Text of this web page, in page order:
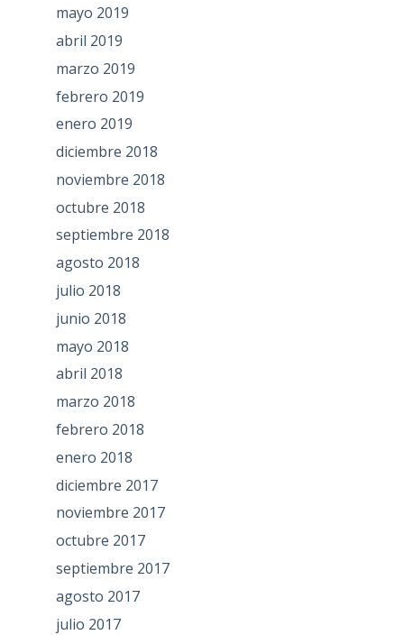
mayo 2019
abril 2019
marzo 2019
febrero 2019
enero 2019
diciembre 2018
noviembre 2018
octubre 2018
septiembre 2018
agosto 2018
julio 2018
junio 2018
mayo 2018
abril 2018
marzo 2018
febrero 2018
enero 2018
diciembre 2017
noviembre 2017
octubre 2017
septiembre 2017
agosto 2017
julio 2017